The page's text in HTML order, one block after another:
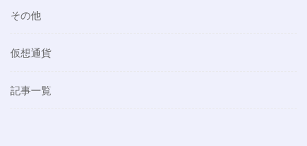
その他
仮想通貨
記事一覧